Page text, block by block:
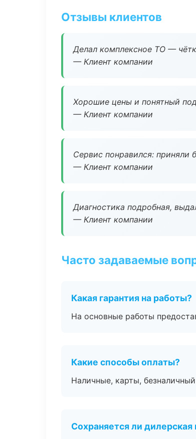
Отзывы клиентов
Делал комплексное ТО —
— Клиент компании
Хорошие цены и понятный
— Клиент компании
Сервис понравился: приняли
— Клиент компании
Диагностика подробная,
— Клиент компании
Часто задаваемые
Какая гарантия на работы?
На основные работы
Какие способы оплаты?
Наличные, карты,
Сохраняется ли дилерская